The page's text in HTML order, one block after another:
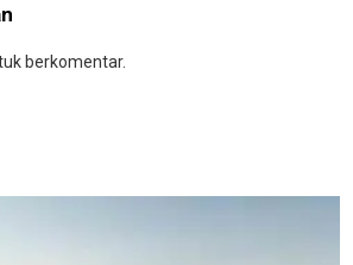
berkomentar.